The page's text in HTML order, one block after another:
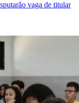
vaga de titular